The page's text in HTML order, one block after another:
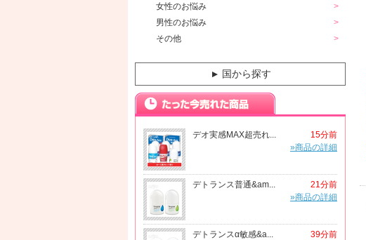
女性のお悩み
男性のお悩み
その他
▼ 国から探す
デオ実感MAX超売れ...
15分前
»商品の詳細
デトランス普通&am...
21分前
»商品の詳細
デトランスα敏感&a...
39分前